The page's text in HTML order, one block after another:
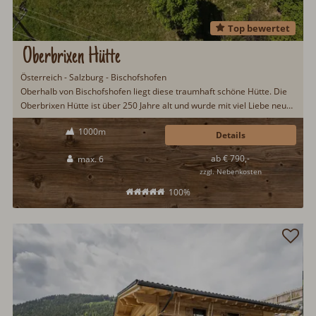
Oberbrixen Hütte
Top bewertet
Österreich - Salzburg - Bischofshofen
Oberhalb von Bischofshofen liegt diese traumhaft schöne Hütte. Die
Oberbrixen Hütte ist über 250 Jahre alt und wurde mit viel Liebe neu
renoviert. Den Urlaubsgästen wird eine wunderbare Aussicht auf die
umliegende Bergwelt geboten. Gemütliche 120qm Wohnfläche und
Schlafplätze für sechs Gäste. Ein Hund darf auch gerne mitreisen. Ein
perfektes Urlaubsziel für alle Ruhe- und Erholungssuchende inmitten
unberührter Natur...
1000m
max. 6
100%
ab € 790,-
zzgl. Nebenkosten
Details